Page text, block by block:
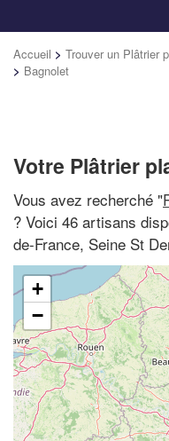
Accueil > Trouver un Plâtrier
> Bagnolet
Votre Plâtrier
Vous avez recherché "
? Voici 46 artisans
de-France, Seine St
+
−